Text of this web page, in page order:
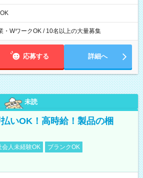
・WワークOK / 10名以上の大量募集
応募する 詳細へ
未読
いOK！高時給！製品の梱
会人未経験OK
ブランクOK